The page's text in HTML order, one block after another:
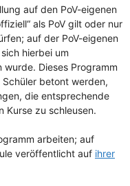
auf den PoV-eigenen
als PoV gilt oder nur
auf der PoV-eigenen
hierbei um
wurde. Dieses Programm
betont werden,
die entsprechende
Kurse zu schleusen.
arbeiten; auf
veröffentlicht auf ihrer